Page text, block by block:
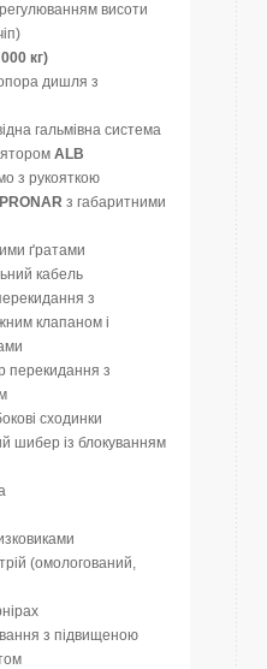
висоти
кг)
дишля з
гальмівна система
ALB
з рукояткою
з габаритними
ґратами
кабель
з
клапаном і
перекидання з
сходинки
шибер із блокуванням
(омологований,
з підвищеною